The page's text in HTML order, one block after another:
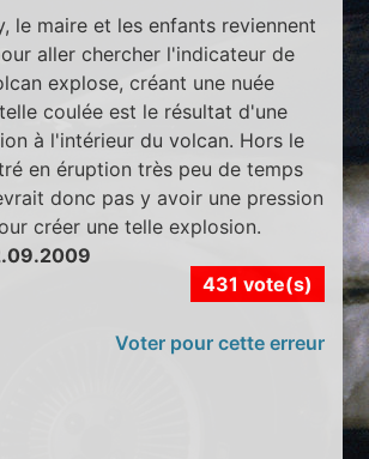
le maire et les enfants reviennent
aller chercher l'indicateur de
explose, créant une nuée
coulée est le résultat d'une
à l'intérieur du volcan. Hors le
en éruption très peu de temps
donc pas y avoir une pression
créer une telle explosion.
431 vote(s)
Voter pour cette erreur